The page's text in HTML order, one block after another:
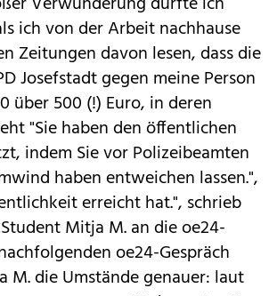
ich von der Arbeit nachhause
Zeitungen davon lesen, dass die
Josefstadt gegen meine Person
über 500 (!) Euro, in deren
"Sie haben den öffentlichen
indem Sie vor Polizeibeamten
haben entweichen lassen.",
erreicht hat.", schrieb
Mitja M. an die oe24-
oe24-Gespräch
M. die Umstände genauer: laut